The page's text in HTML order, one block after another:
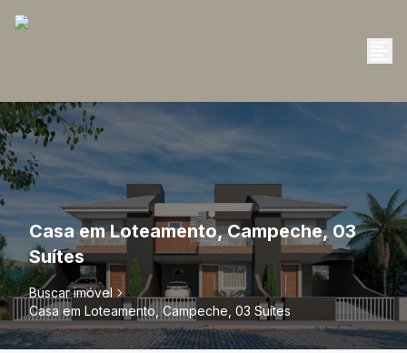
Casa em Loteamento, Campeche, 03
Suítes
Buscar imóvel
Casa em Loteamento, Campeche, 03 Suítes